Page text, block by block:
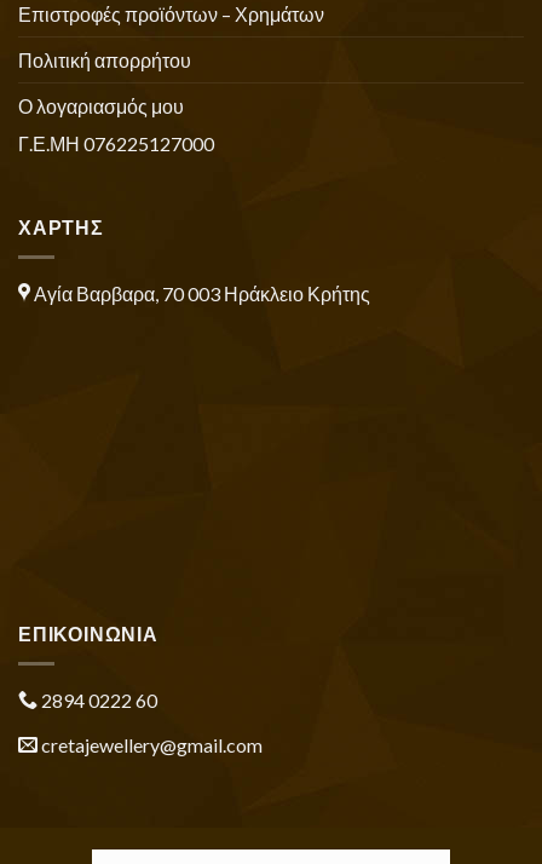
Επιστροφές προϊόντων – Χρημάτων
Πολιτική απορρήτου
Ο λογαριασμός μου
Γ.Ε.ΜΗ 076225127000
ΧΑΡΤΗΣ
Αγία Βαρβαρα, 70 003 Ηράκλειο Κρήτης
ΕΠΙΚΟΙΝΩΝΙΑ
2894 0222 60
cretajewellery@gmail.com